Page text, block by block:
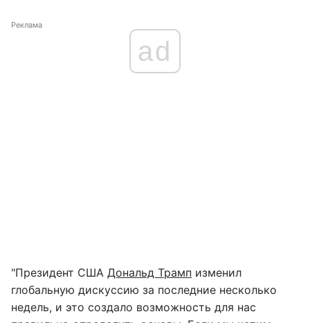
Реклама
ad
"Президент США Дональд Трамп изменил
глобальную дискуссию за последние несколько
недель, и это создало возможность для нас